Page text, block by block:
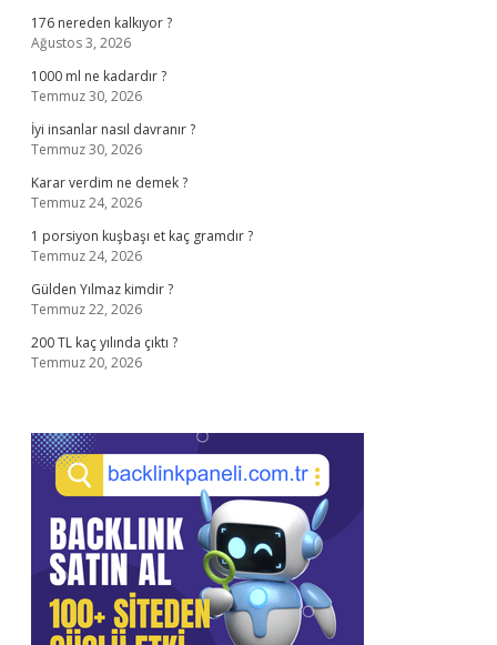
176 nereden kalkıyor ?
Ağustos 3, 2026
1000 ml ne kadardır ?
Temmuz 30, 2026
İyi insanlar nasıl davranır ?
Temmuz 30, 2026
Karar verdim ne demek ?
Temmuz 24, 2026
1 porsiyon kuşbaşı et kaç gramdır ?
Temmuz 24, 2026
Gülden Yılmaz kimdir ?
Temmuz 22, 2026
200 TL kaç yılında çıktı ?
Temmuz 20, 2026